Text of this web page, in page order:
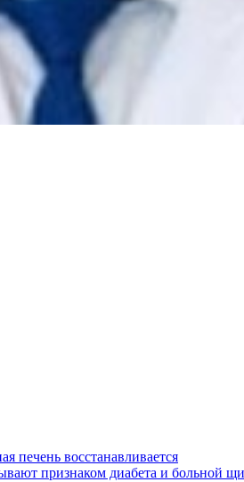
печень восстанавливается
признаком диабета и больной